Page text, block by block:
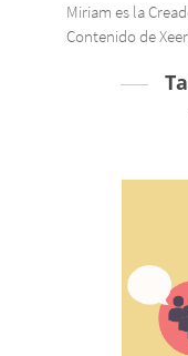
Miriam es la
Contenido de